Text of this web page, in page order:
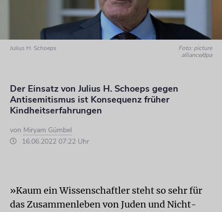
Julius H. Schoeps
Foto: picture
alliance/dpa
Der Einsatz von Julius H. Schoeps gegen
Antisemitismus ist Konsequenz früher
Kindheitserfahrungen
von Miryam Gümbel
16.06.2022 07:22 Uhr
»Kaum ein Wissenschaftler steht so sehr für
das Zusammenleben von Juden und Nicht-